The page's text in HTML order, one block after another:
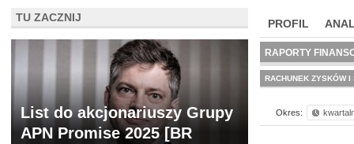
PROFIL
BR LAB
RAPORTY
RACHUNEK ZYSKÓW I
Okres:
TU ZACZNIJ
List do akcjonariuszy Grupy
APN Promise 2025 [BR